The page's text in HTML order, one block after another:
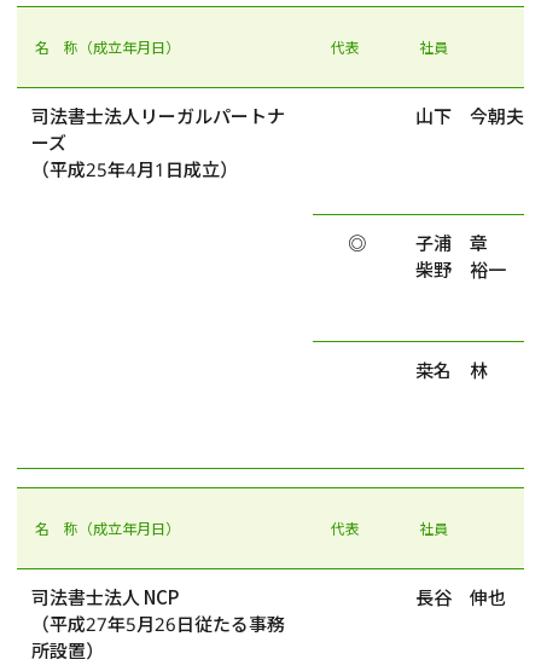
名 称（成立年月日） 代表 社員
司法書士法人リーガルパートナ
ーズ
（平成25年4月1日成立）
山下 今朝夫
◎
子浦 章
柴野 裕一
桒名 林
名 称（成立年月日） 代表 社員
司法書士法人 NCP
（平成27年5月26日従たる事務
所設置）
長谷 伸也